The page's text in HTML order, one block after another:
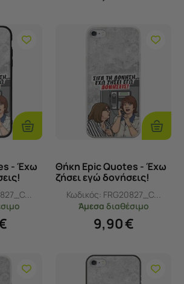
Προσθήκη
Στο
Καλάθι
- Έχω
TPU
και
Στο
Καλάθι
Θήκη Epic Quotes - Έχω
ζήσει εγώ δονήσεις!
iPhone 6/6s Flexible TPU
(Διάφανη Σιλικόνη)
Κωδικός: FRG20827_C...
Άμεσα διαθέσιμο
9,90€